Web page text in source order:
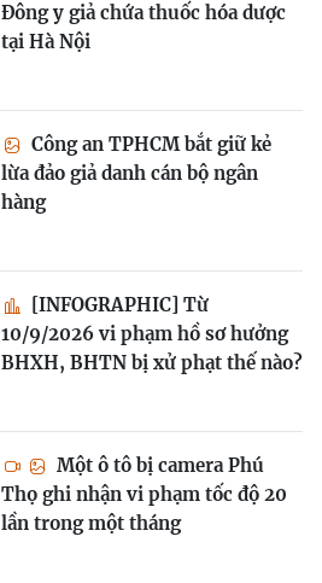
Đông y giả chứa thuốc hóa dược
tại Hà Nội
Công an TPHCM bắt giữ kẻ
lừa đảo giả danh cán bộ ngân
hàng
[INFOGRAPHIC] Từ
10/9/2026 vi phạm hồ sơ hưởng
BHXH, BHTN bị xử phạt thế nào?
Một ô tô bị camera Phú
Thọ ghi nhận vi phạm tốc độ 20
lần trong một tháng